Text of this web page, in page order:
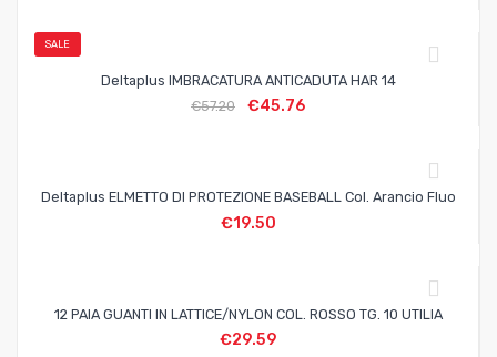
SALE
Deltaplus IMBRACATURA ANTICADUTA HAR 14
€57.20 €45.76
Deltaplus ELMETTO DI PROTEZIONE BASEBALL Col. Arancio Fluo
€19.50
12 PAIA GUANTI IN LATTICE/NYLON COL. ROSSO TG. 10 UTILIA
€29.59